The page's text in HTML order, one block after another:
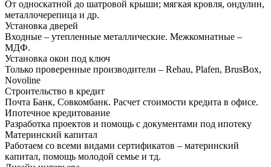
От односкатной до шатровой крыши; мягкая кровля, ондулин,
металлочерепица и др.
Установка дверей
Входные – утепленные металлические. Межкомнатные –
МДФ.
Установка окон под ключ
Только проверенные производители – Rehau, Plafen, BrusBox,
Novoline
Строительство в кредит
Почта Банк, Совкомбанк. Расчет стоимости кредита в офисе.
Ипотечное кредитование
Разработка проектов и помощь с документами под ипотеку
Материнский капитал
Работаем со всеми видами сертификатов – материнский
капитал, помощь молодой семье и тд.